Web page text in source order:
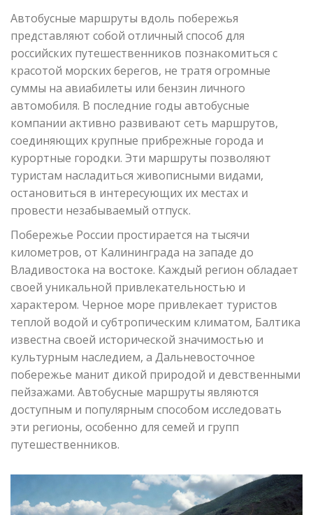
Автобусные маршруты вдоль побережья
представляют собой отличный способ для
российских путешественников познакомиться с
красотой морских берегов, не тратя огромные
суммы на авиабилеты или бензин личного
автомобиля. В последние годы автобусные
компании активно развивают сеть маршрутов,
соединяющих крупные прибрежные города и
курортные городки. Эти маршруты позволяют
туристам насладиться живописными видами,
остановиться в интересующих их местах и
провести незабываемый отпуск.
Побережье России простирается на тысячи
километров, от Калининграда на западе до
Владивостока на востоке. Каждый регион обладает
своей уникальной привлекательностью и
характером. Черное море привлекает туристов
теплой водой и субтропическим климатом, Балтика
известна своей исторической значимостью и
культурным наследием, а Дальневосточное
побережье манит дикой природой и девственными
пейзажами. Автобусные маршруты являются
доступным и популярным способом исследовать
эти регионы, особенно для семей и групп
путешественников.